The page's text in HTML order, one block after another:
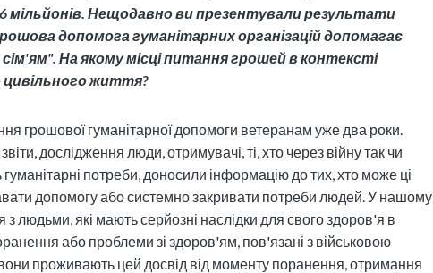
мільйонів. Нещодавно ви презентували результати
допомога гуманітарних організацій допомагає
На якому місці питання грошей в контексті
цивільного життя?
грошової гуманітарної допомоги ветеранам уже два роки.
дослідження люди, отримувачі, ті, хто через війну так чи
потреби, доносили інформацію до тих, хто може ці
допомогу або системно закривати потреби людей. У нашому
з людьми, які мають серйозні наслідки для свого здоров'я в
або проблеми зі здоров'ям, пов'язані з військовою
проживають цей досвід від моменту поранення, отримання